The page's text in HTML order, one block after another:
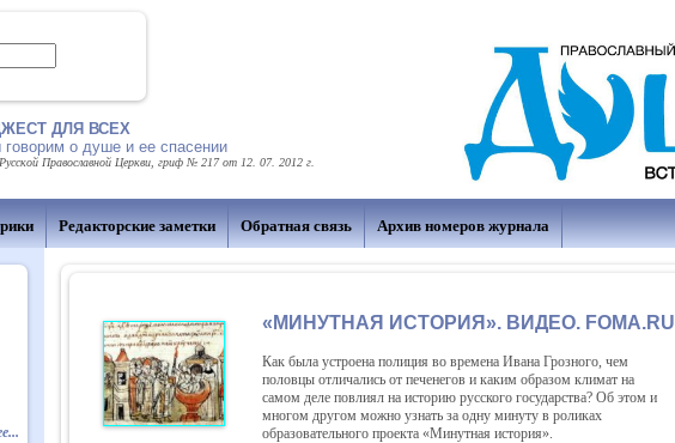
ДЛЯ ВСЕХ
о душе и ее спасении
Православной Церкви, гриф № 217 от 12. 07. 2012 г.
Редакторские заметки Обратная связь Архив номеров журнала
«МИНУТНАЯ ИСТОРИЯ». ВИДЕО. FOMA.RU
Как была устроена полиция во времена Ивана Грозного, чем
половцы отличались от печенегов и каким образом климат на
самом деле повлиял на историю русского государства? Об этом и
многом другом можно узнать за одну минуту в роликах
образовательного проекта «Минутная история».